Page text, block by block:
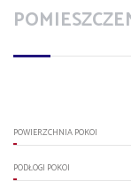
POWIERZCHNIA POKOI
PODŁOGI POKOI